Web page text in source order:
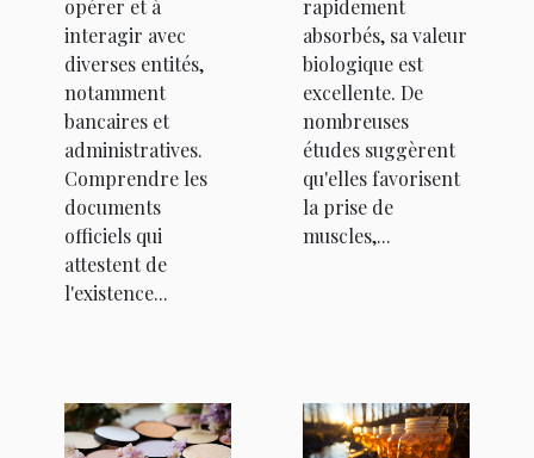
opérer et à
interagir avec
diverses entités,
notamment
bancaires et
administratives.
Comprendre les
documents
officiels qui
attestent de
l'existence...
rapidement
absorbés, sa valeur
biologique est
excellente. De
nombreuses
études suggèrent
qu'elles favorisent
la prise de
muscles,...